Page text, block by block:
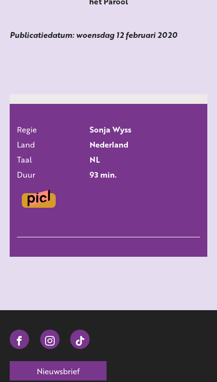
Publicatiedatum: woensdag 12 februari 2020
ALLE FILMS
Regie
Sonja Wyss
Land
Nederland
Taal
NL
Duur
93 min.
Nieuwsbrief